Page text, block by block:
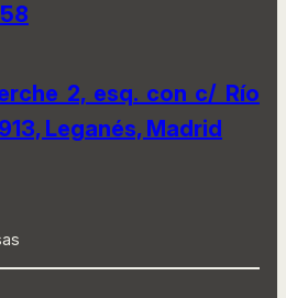
2, esq. con c/ Río
Leganés, Madrid